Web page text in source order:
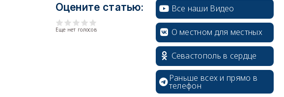
Оцените статью:
Еще нет голосов
Все наши Видео
О местном для местных
Севастополь в сердце
Раньше всех и прямо в
телефон